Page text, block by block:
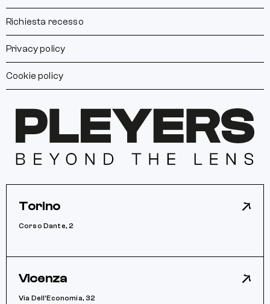
Richiesta recesso
Privacy policy
Cookie policy
Torino
Corso Dante, 2
Vicenza
Via Dell’Economia, 32